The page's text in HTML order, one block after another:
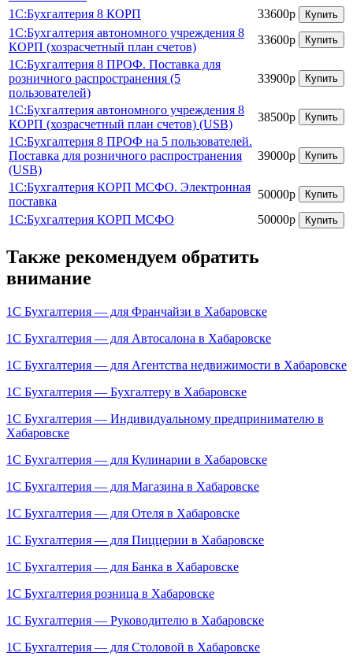
1С:Бухгалтерия 8 КОРП 33600р Купить
1С:Бухгалтерия автономного учреждения 8
КОРП (хозрасчетный план счетов)
33600р Купить
1С:Бухгалтерия 8 ПРОФ. Поставка для
розничного распространения (5
пользователей)
33900р Купить
1С:Бухгалтерия автономного учреждения 8
КОРП (хозрасчетный план счетов) (USB)
38500р Купить
1С:Бухгалтерия 8 ПРОФ на 5 пользователей.
Поставка для розничного распространения
(USB)
39000р Купить
1С:Бухгалтерия КОРП МСФО. Электронная
поставка
50000р Купить
1С:Бухгалтерия КОРП МСФО 50000р Купить
Также рекомендуем обратить
внимание
1С Бухгалтерия — для Франчайзи в Хабаровске
1С Бухгалтерия — для Автосалона в Хабаровске
1С Бухгалтерия — для Агентства недвижимости в Хабаровске
1С Бухгалтерия — Бухгалтеру в Хабаровске
1С Бухгалтерия — Индивидуальному предпринимателю в
Хабаровске
1С Бухгалтерия — для Кулинарии в Хабаровске
1С Бухгалтерия — для Магазина в Хабаровске
1С Бухгалтерия — для Отеля в Хабаровске
1С Бухгалтерия — для Пиццерии в Хабаровске
1С Бухгалтерия — для Банка в Хабаровске
1C Бухгалтерия розница в Хабаровске
1С Бухгалтерия — Руководителю в Хабаровске
1С Бухгалтерия — для Столовой в Хабаровске